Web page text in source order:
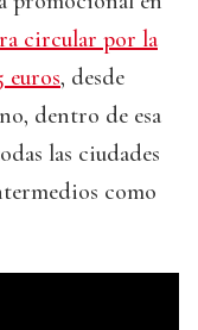
circular por la
euros, desde
dentro de esa
las ciudades
como